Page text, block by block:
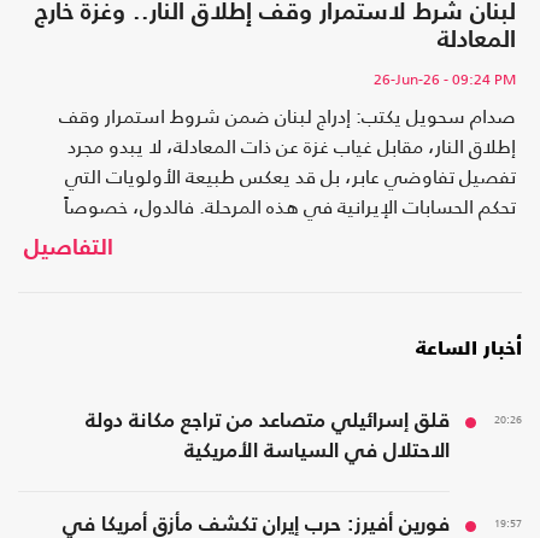
لبنان شرط لاستمرار وقف إطلاق النار.. وغزة خارج
المعادلة
26-Jun-26 - 09:24 PM
صدام سحويل يكتب: إدراج لبنان ضمن شروط استمرار وقف
إطلاق النار، مقابل غياب غزة عن ذات المعادلة، لا يبدو مجرد
تفصيل تفاوضي عابر، بل قد يعكس طبيعة الأولويات التي
تحكم الحسابات الإيرانية في هذه المرحلة. فالدول، خصوصاً
خلال الحروب والأزمات الكبرى، لا تتحرك وفق الشعارات وحدها،
بل وفق حسابات الأمن القومي وموازين القوة وطبيعة المصالح
التفاصيل
أخبار الساعة
20:26
قلق إسرائيلي متصاعد من تراجع مكانة دولة
الاحتلال في السياسة الأمريكية
19:57
فورين أفيرز: حرب إيران تكشف مأزق أمريكا في